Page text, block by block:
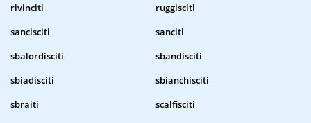
rivinciti
ruggisciti
sancisciti
sanciti
sbalordisciti
sbandisciti
sbiadisciti
sbianchisciti
sbraiti
scalfisciti